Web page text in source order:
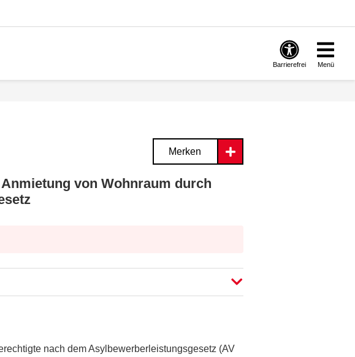
Barrierefrei Menü
Merken
von Wohnraum durch
nach dem Asylbewerberleistungsgesetz (AV